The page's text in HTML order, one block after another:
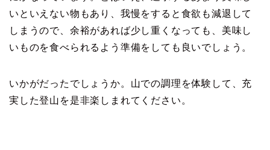
いといえない物もあり、我慢をすると食欲も減退して
しまうので、余裕があれば少し重くなっても、美味し
いものを食べられるよう準備をしても良いでしょう。
いかがだったでしょうか。山での調理を体験して、充
実した登山を是非楽しまれてください。